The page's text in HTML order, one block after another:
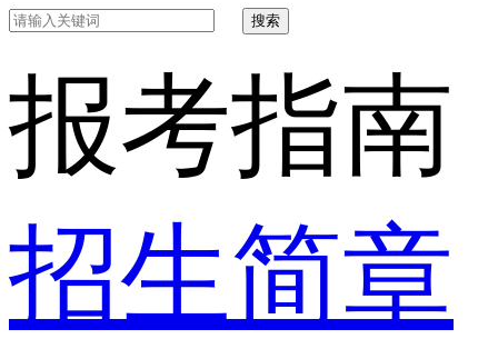
搜索
报考指南
招生简章